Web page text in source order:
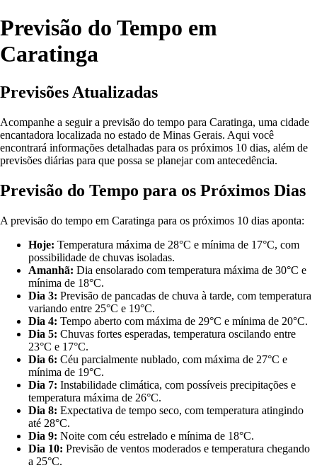
Previsão do Tempo em
Caratinga
Previsões Atualizadas
Acompanhe a seguir a previsão do tempo para Caratinga, uma cidade
encantadora localizada no estado de Minas Gerais. Aqui você
encontrará informações detalhadas para os próximos 10 dias, além de
previsões diárias para que possa se planejar com antecedência.
Previsão do Tempo para os Próximos Dias
A previsão do tempo em Caratinga para os próximos 10 dias aponta:
Hoje: Temperatura máxima de 28°C e mínima de 17°C, com
possibilidade de chuvas isoladas.
Amanhã: Dia ensolarado com temperatura máxima de 30°C e
mínima de 18°C.
Dia 3: Previsão de pancadas de chuva à tarde, com temperatura
variando entre 25°C e 19°C.
Dia 4: Tempo aberto com máxima de 29°C e mínima de 20°C.
Dia 5: Chuvas fortes esperadas, temperatura oscilando entre
23°C e 17°C.
Dia 6: Céu parcialmente nublado, com máxima de 27°C e
mínima de 19°C.
Dia 7: Instabilidade climática, com possíveis precipitações e
temperatura máxima de 26°C.
Dia 8: Expectativa de tempo seco, com temperatura atingindo
até 28°C.
Dia 9: Noite com céu estrelado e mínima de 18°C.
Dia 10: Previsão de ventos moderados e temperatura chegando
a 25°C.